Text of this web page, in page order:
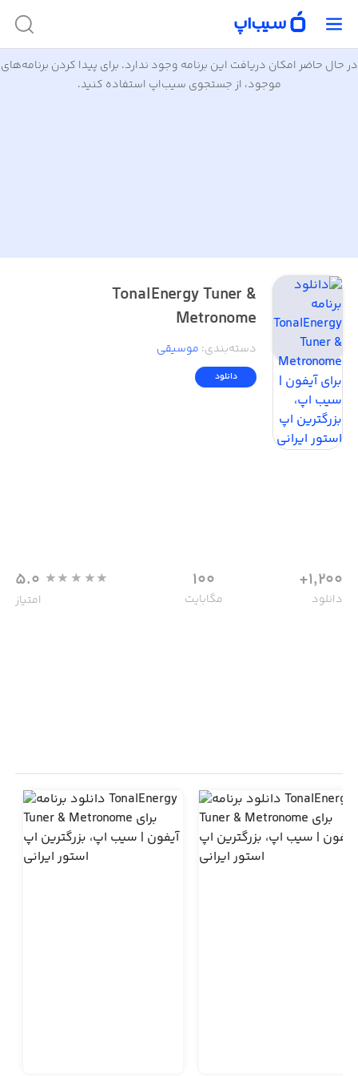
در حال حاضر امکان دریافت این برنامه وجود ندارد. برای پیدا کردن برنامه‌های
موجود، از جستجوی سیب‌اپ استفاده کنید.
TonalEnergy Tuner &
Metronome
دسته‌بندی: موسیقی
دانلود
1,200+
دانلود
100
مگابایت
5.0
امتیاز